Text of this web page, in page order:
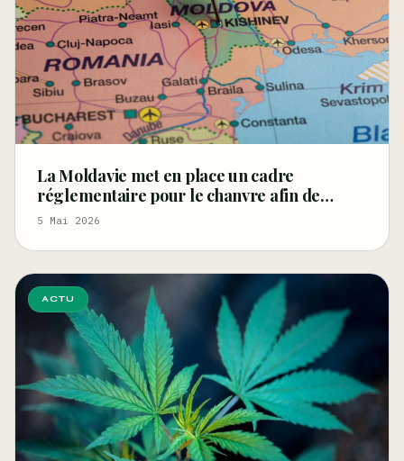
La Moldavie met en place un cadre
réglementaire pour le chanvre afin de
relancer les filières de la fibre et des graines
5 Mai 2026
ACTU